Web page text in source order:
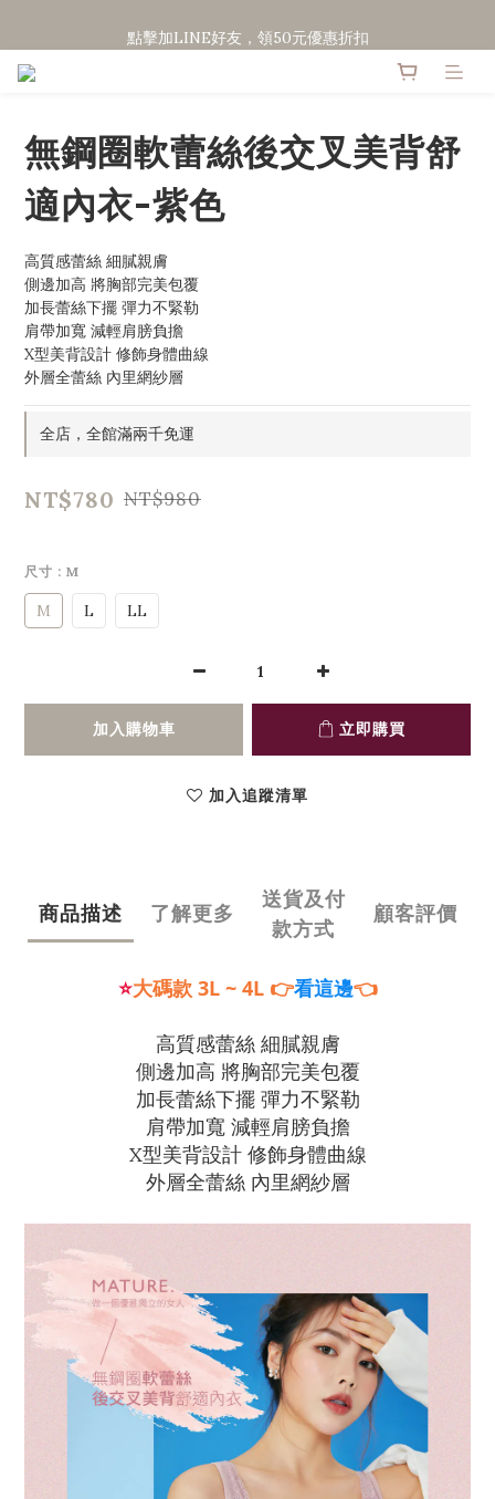
無鋼圈軟蕾絲後交叉美背舒
適內衣-紫色
高質感蕾絲 細膩親膚
側邊加高 將胸部完美包覆
加長蕾絲下擺 彈力不緊勒
肩帶加寬 減輕肩膀負擔
X型美背設計 修飾身體曲線
外層全蕾絲 內里網紗層
全店，全館滿兩千免運
NT$780 NT$980
尺寸 : M
M L LL
加入購物車 立即購買
加入追蹤清單
商品描述 了解更多
送貨及付
款方式
顧客評價
⭐大碼款 3L~ 4L 👉看這邊👈
高質感蕾絲 細膩親膚
側邊加高 將胸部完美包覆
加長蕾絲下擺 彈力不緊勒
肩帶加寬 減輕肩膀負擔
X型美背設計 修飾身體曲線
外層全蕾絲 內里網紗層